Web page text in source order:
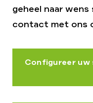
geheel naar
contact met ons
Configureer